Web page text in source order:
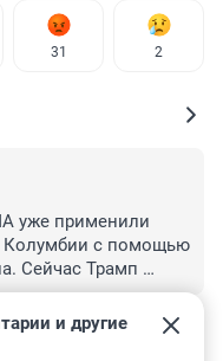
31 2
уже применили
Колумбии с помощью
Сейчас Трамп
пошлины для
силой.
в казну
–0
и другие